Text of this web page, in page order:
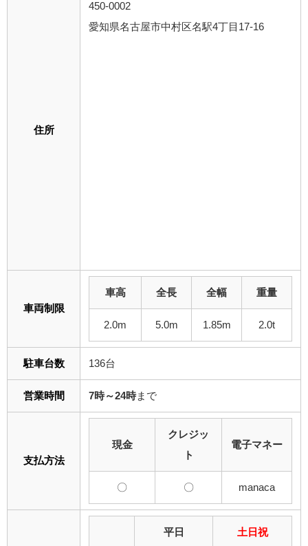
住所
450-0002
愛知県名古屋市中村区名駅4丁目17-16
車両制限
車高 全長 全幅 重量
2.0m 5.0m 1.85m 2.0t
駐車台数 136台
営業時間 7時～24時まで
支払方法
現金
クレジッ
ト
電子マネー
〇 〇 manaca
平日 土日祝